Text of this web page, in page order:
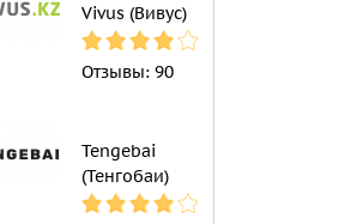
Vivus (Вивус)
Отзывы: 90
Tengebai
(Тенгобаи)